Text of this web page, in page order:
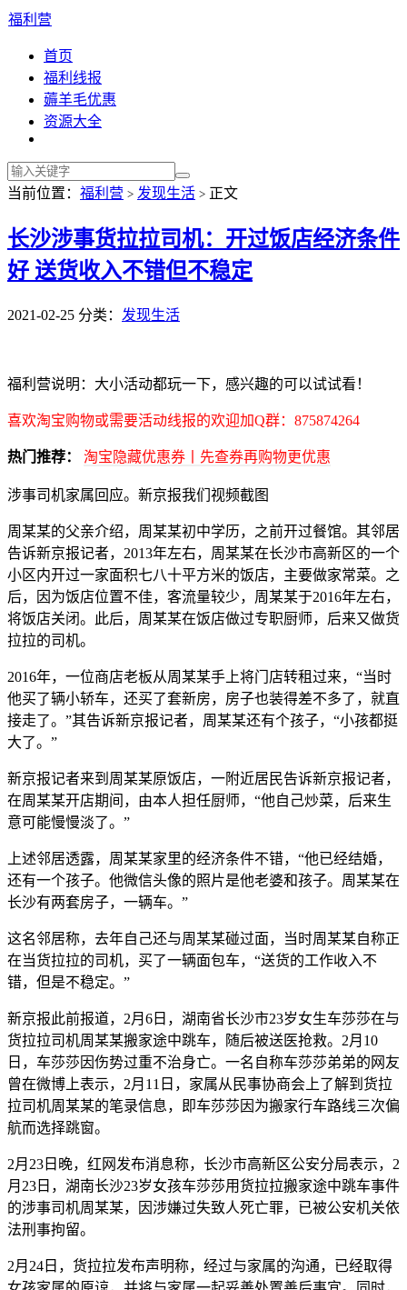
福利营
首页
福利线报
薅羊毛优惠
资源大全
当前位置： 福利营 > 发现生活 > 正文
长沙涉事货拉拉司机：开过饭店经济条件
好 送货收入不错但不稳定
2021-02-25 分类： 发现生活
福利营说明：大小活动都玩一下，感兴趣的可以试试看！
喜欢淘宝购物或需要活动线报的欢迎加Q群：875874264
热门推荐： 淘宝隐藏优惠券丨先查券再购物更优惠
涉事司机家属回应。新京报我们视频截图
周某某的父亲介绍，周某某初中学历，之前开过餐馆。其邻居
告诉新京报记者，2013年左右，周某某在长沙市高新区的一个
小区内开过一家面积七八十平方米的饭店，主要做家常菜。之
后，因为饭店位置不佳，客流量较少，周某某于2016年左右，
将饭店关闭。此后，周某某在饭店做过专职厨师，后来又做货
拉拉的司机。
2016年，一位商店老板从周某某手上将门店转租过来，“当时
他买了辆小轿车，还买了套新房，房子也装得差不多了，就直
接走了。”其告诉新京报记者，周某某还有个孩子，“小孩都挺
大了。”
新京报记者来到周某某原饭店，一附近居民告诉新京报记者，
在周某某开店期间，由本人担任厨师，“他自己炒菜，后来生
意可能慢慢淡了。”
上述邻居透露，周某某家里的经济条件不错，“他已经结婚，
还有一个孩子。他微信头像的照片是他老婆和孩子。周某某在
长沙有两套房子，一辆车。”
这名邻居称，去年自己还与周某某碰过面，当时周某某自称正
在当货拉拉的司机，买了一辆面包车，“送货的工作收入不
错，但是不稳定。”
新京报此前报道，2月6日，湖南省长沙市23岁女生车莎莎在与
货拉拉司机周某某搬家途中跳车，随后被送医抢救。2月10
日，车莎莎因伤势过重不治身亡。一名自称车莎莎弟弟的网友
曾在微博上表示，2月11日，家属从民事协商会上了解到货拉
拉司机周某某的笔录信息，即车莎莎因为搬家行车路线三次偏
航而选择跳窗。
2月23日晚，红网发布消息称，长沙市高新区公安分局表示，2
月23日，湖南长沙23岁女孩车莎莎用货拉拉搬家途中跳车事件
的涉事司机周某某，因涉嫌过失致人死亡罪，已被公安机关依
法刑事拘留。
2月24日，货拉拉发布声明称，经过与家属的沟通，已经取得